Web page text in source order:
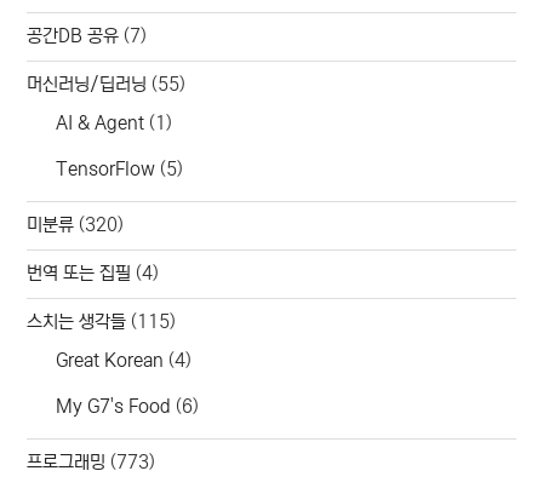
공간DB 공유 (7)
머신러닝/딥러닝 (55)
AI & Agent (1)
TensorFlow (5)
미분류 (320)
번역 또는 집필 (4)
스치는 생각들 (115)
Great Korean (4)
My G7's Food (6)
프로그래밍 (773)